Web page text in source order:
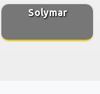
Solymar